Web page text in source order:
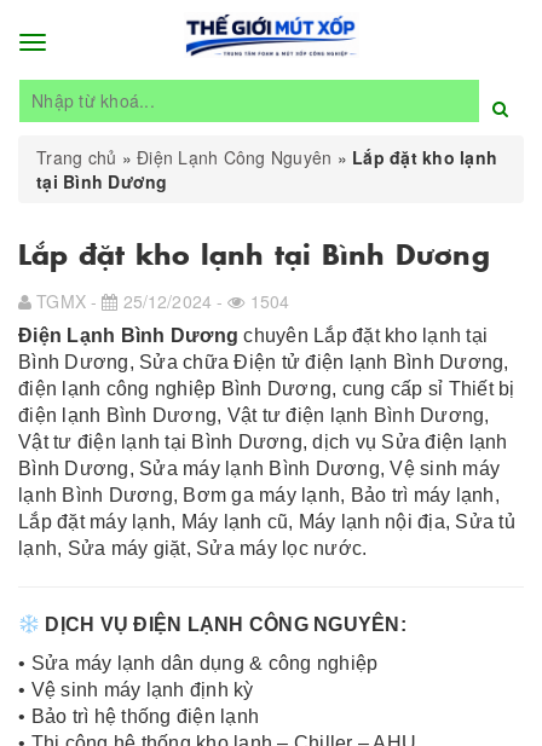
Toggle
Trang chủ » Điện Lạnh Công Nguyên » Lắp đặt kho lạnh
tại Bình Dương
Lắp đặt kho lạnh tại Bình Dương
TGMX - 25/12/2024 - 1504
Điện Lạnh Bình Dương chuyên Lắp đặt kho lạnh tại
Bình Dương, Sửa chữa Điện tử điện lạnh Bình Dương,
điện lạnh công nghiệp Bình Dương, cung cấp sỉ Thiết bị
điện lạnh Bình Dương, Vật tư điện lạnh Bình Dương,
Vật tư điện lạnh tại Bình Dương,dịch vụ Sửa điện lạnh
Bình Dương, Sửa máy lạnh Bình Dương, Vệ sinh máy
lạnh Bình Dương, Bơm ga máy lạnh, Bảo trì máy lạnh,
Lắp đặt máy lạnh, Máy lạnh cũ, Máy lạnh nội địa, Sửa tủ
lạnh, Sửa máy giặt, Sửa máy lọc nước.
DỊCH VỤ ĐIỆN LẠNH CÔNG NGUYÊN:
• Sửa máy lạnh dân dụng & công nghiệp
• Vệ sinh máy lạnh định kỳ
• Bảo trì hệ thống điện lạnh